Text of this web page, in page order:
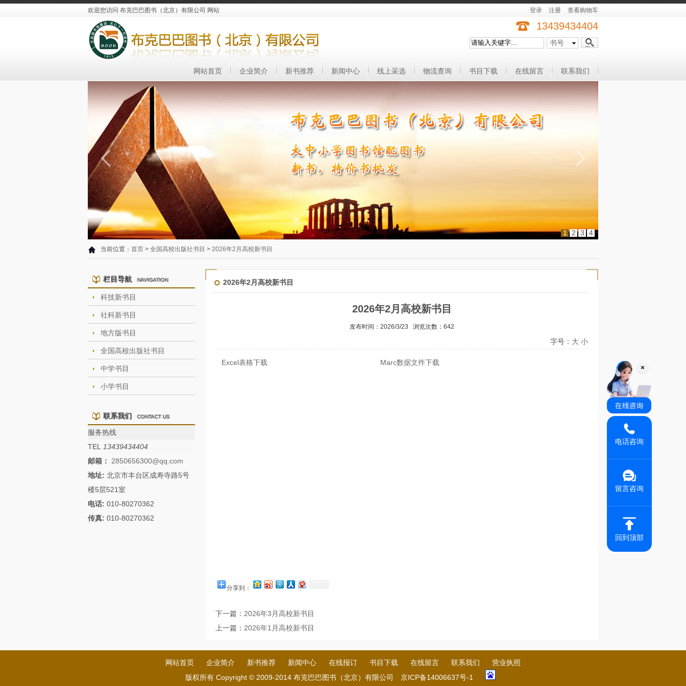
登录 注册 查看购物车
欢迎您访问 布克巴巴图书（北京）有限公司 网站
13439434404
书号
网站首页 企业简介 新书推荐 新闻中心 线上采选 物流查询 书目下载 在线留言 联系我们
1 2 3 4
当前位置： 首页 > 全国高校出版社书目 > 2026年2月高校新书目
栏目导航 NAVIGATION
科技新书目
社科新书目
地方版书目
全国高校出版社书目
中学书目
小学书目
联系我们 CONTACT US
服务热线
TEL
13439434404
邮箱：
2850656300@qq.com
地址: 北京市丰台区成寿寺路5号
楼5层521室
电话: 010-80270362
传真: 010-80270362
2026年2月高校新书目
2026年2月高校新书目
发布时间：2026/3/23 浏览次数：642
字号： 大 小
Excel表格下载 Marc数据文件下载
分享到：
下一篇： 2026年3月高校新书目
上一篇： 2026年1月高校新书目
网站首页 企业简介 新书推荐 新闻中心 在线报订 书目下载 在线留言 联系我们
营业执照
版权所有 Copyright © 2009-2014 布克巴巴图书（北京）有限公司
京ICP备14006637号-1
电话咨询
留言咨询
回到顶部